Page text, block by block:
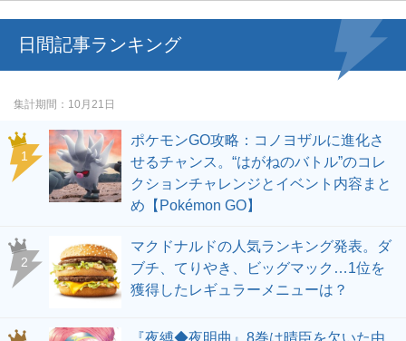
日間記事ランキング
集計期間 10月21日
ポケモンGO攻略：コノヨザルに進化さ
せるチャンス。“はがねのバトル”のコレ
クションチャレンジとイベント内容まと
め【Pokémon GO】
マクドナルドの人気ランキング発表。ダ
ブチ、てりやき、ビッグマック…1位を
獲得したレギュラーメニューは？
『夜縛◆夜明曲』8巻は晴臣を欠いた由